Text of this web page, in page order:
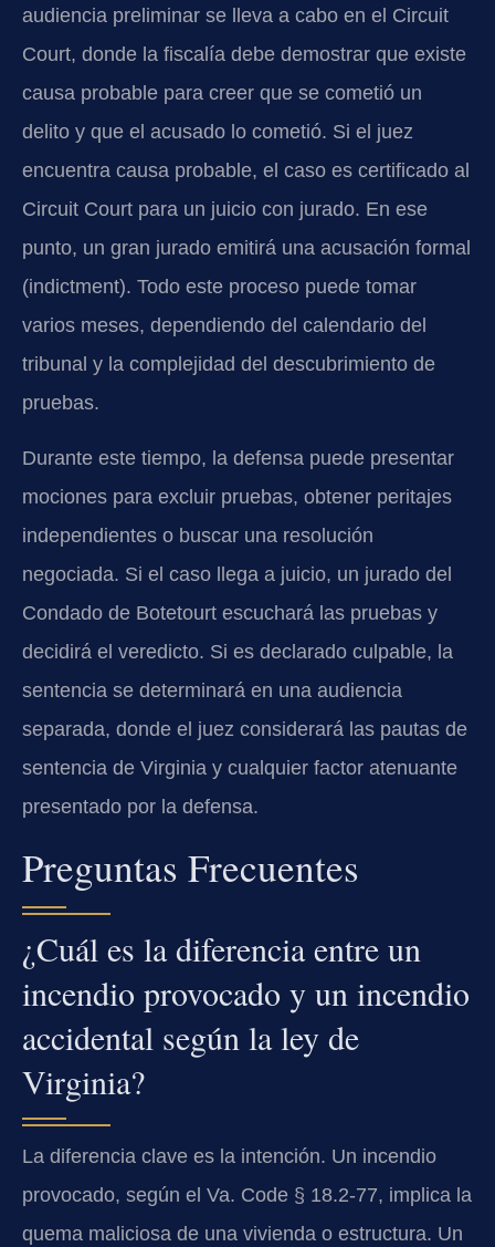
audiencia preliminar se lleva a cabo en el Circuit
Court, donde la fiscalía debe demostrar que existe
causa probable para creer que se cometió un
delito y que el acusado lo cometió. Si el juez
encuentra causa probable, el caso es certificado al
Circuit Court para un juicio con jurado. En ese
punto, un gran jurado emitirá una acusación formal
(indictment). Todo este proceso puede tomar
varios meses, dependiendo del calendario del
tribunal y la complejidad del descubrimiento de
pruebas.
Durante este tiempo, la defensa puede presentar
mociones para excluir pruebas, obtener peritajes
independientes o buscar una resolución
negociada. Si el caso llega a juicio, un jurado del
Condado de Botetourt escuchará las pruebas y
decidirá el veredicto. Si es declarado culpable, la
sentencia se determinará en una audiencia
separada, donde el juez considerará las pautas de
sentencia de Virginia y cualquier factor atenuante
presentado por la defensa.
Preguntas Frecuentes
¿Cuál es la diferencia entre un
incendio provocado y un incendio
accidental según la ley de
Virginia?
La diferencia clave es la intención. Un incendio
provocado, según el Va. Code § 18.2-77, implica la
quema maliciosa de una vivienda o estructura. Un